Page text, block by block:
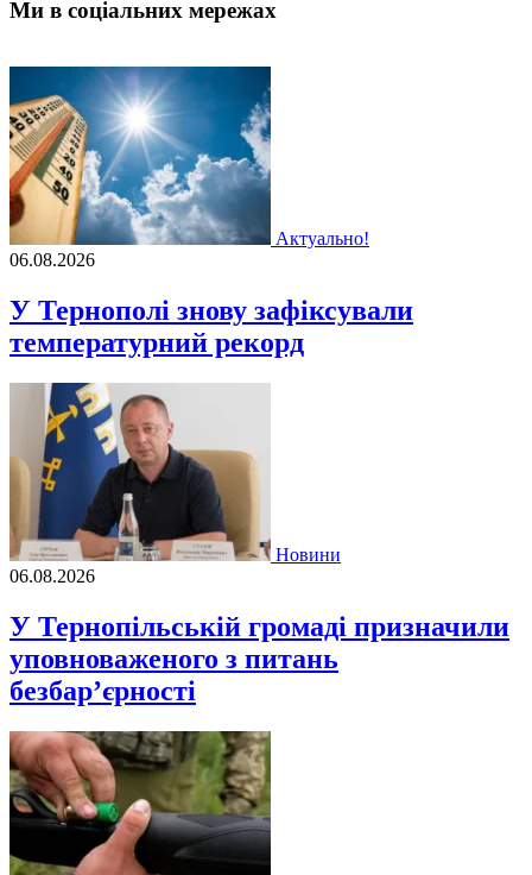
Ми в соціальних мережах
Актуально!
06.08.2026
У Тернополі знову зафіксували
температурний рекорд
Новини
06.08.2026
У Тернопільській громаді призначили
уповноваженого з питань
безбар’єрності